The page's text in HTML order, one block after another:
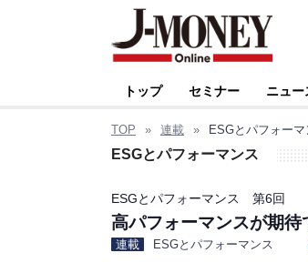
トップ セミナー ニュー
TOP » 連載 » ESGとパフォーマ
ESGとパフォーマンス
ESGとパフォーマンス 第6回
高パフォーマンスが期
連載 ESGとパフォーマンス